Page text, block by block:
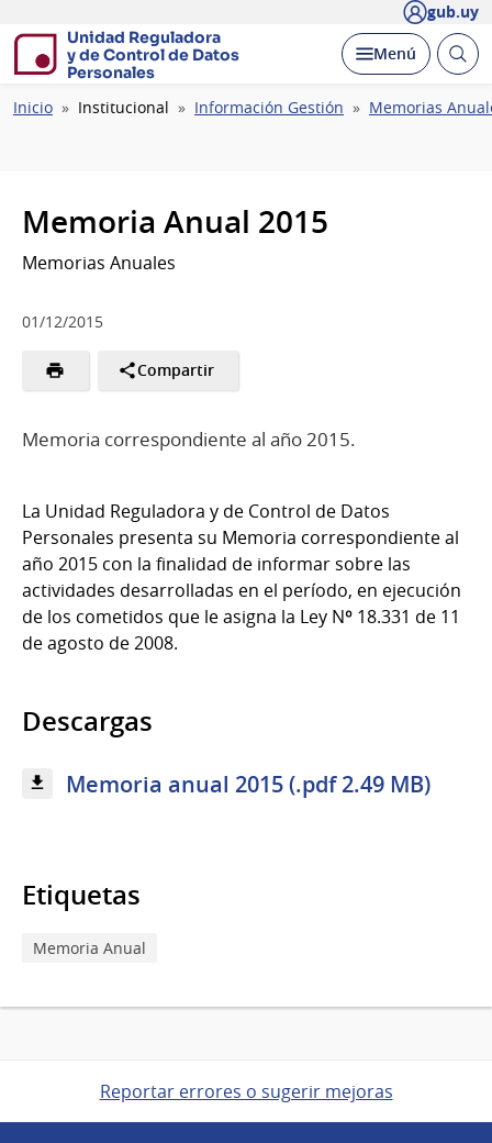
gub.uy
Unidad Reguladora
y de Control de Datos
Personales
Desplegar
Menú Abrir
Ruta
Inicio Institucional Información Gestión Memorias
Memoria Anual 2015
Memorias Anuales
01/12/2015
Compartir
Memoria correspondiente al año 2015.
La Unidad Reguladora y de Control de Datos
Personales presenta su Memoria correspondiente al
año 2015 con la finalidad de informar sobre las
actividades desarrolladas en el período, en ejecución
de los cometidos que le asigna la Ley Nº 18.331 de 11
de agosto de 2008.
Descargas
Memoria anual 2015 (.pdf 2.49 MB)
Etiquetas
Memoria Anual
Reportar errores o sugerir mejoras